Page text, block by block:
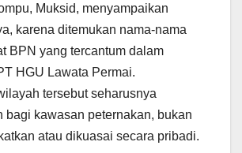
Muksid, menyampaikan
karena ditemukan nama-nama
BPN yang tercantum dalam
HGU Lawata Permai.
tersebut seharusnya
bagi kawasan peternakan, bukan
atau dikuasai secara pribadi.